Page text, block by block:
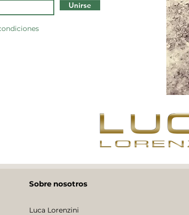
Unirse
Sobre nosotros
Luca Lorenzini